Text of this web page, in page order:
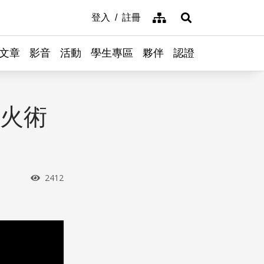
登入 註冊 網站導覽展開搜尋
章 影音 活動 學生專區 夥伴 認證
術
瀏覽次數
2412